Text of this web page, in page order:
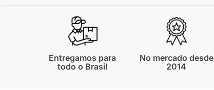
Entregamos para
todo o Brasil
No mercado desde
2014